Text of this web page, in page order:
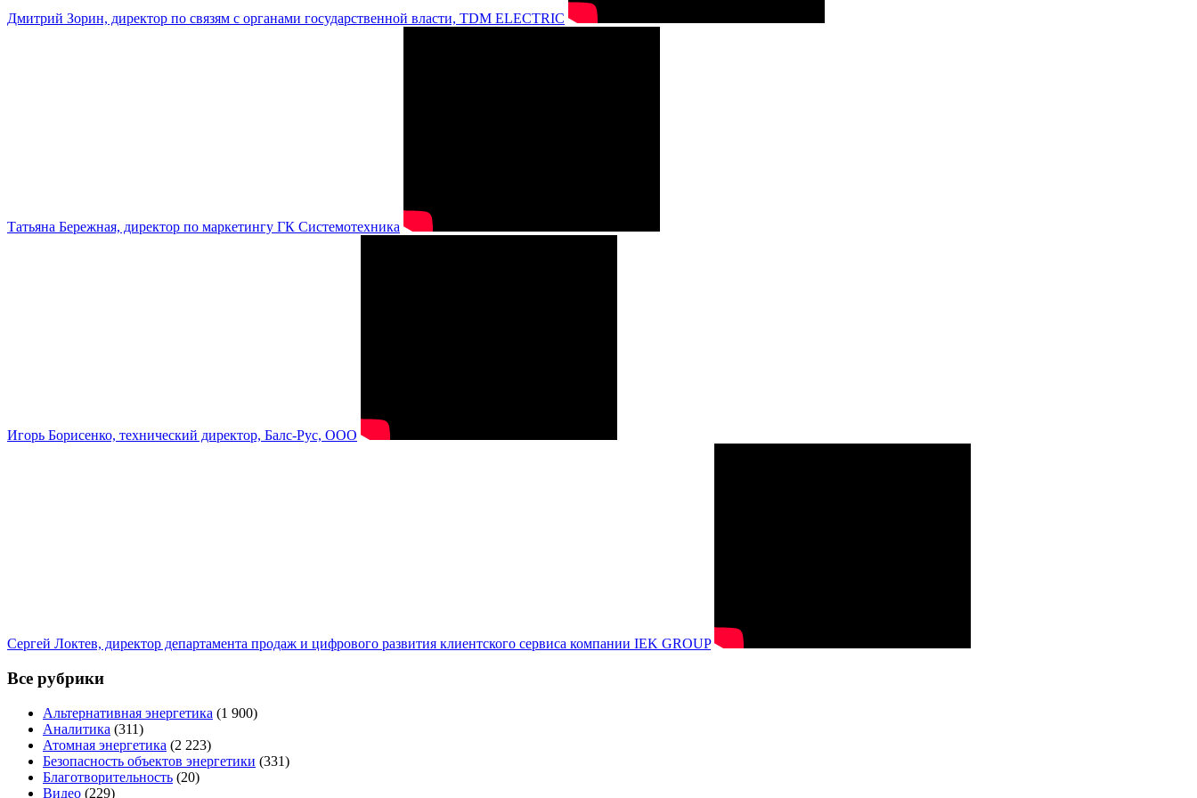
Дмитрий Зорин, директор по связям с органами государственной власти, TDM ELECTRIC
Татьяна Бережная, директор по маркетингу ГК Системотехника
Игорь Борисенко, технический директор, Балс-Рус, ООО
Сергей Локтев, директор департамента продаж и цифрового развития клиентского сервиса компании IEK GROUP
Все рубрики
Альтернативная энергетика (1 900)
Аналитика (311)
Атомная энергетика (2 223)
Безопасность объектов энергетики (331)
Благотворительность (20)
Видео (229)